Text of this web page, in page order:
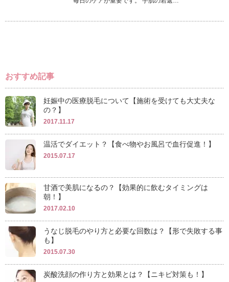
おすすめ記事
妊娠中の医療脱毛について【施術を受けても大丈夫な
の？】
2017.11.17
温活でダイエット？【食べ物やお風呂で血行促進！】
2015.07.17
甘酒で美肌になるの？【効果的に飲むタイミングは
朝！】
2017.02.10
うなじ脱毛のやり方と必要な回数は？【形で失敗する事
も】
2015.07.30
炭酸洗顔の作り方と効果とは？【ニキビ対策も！】